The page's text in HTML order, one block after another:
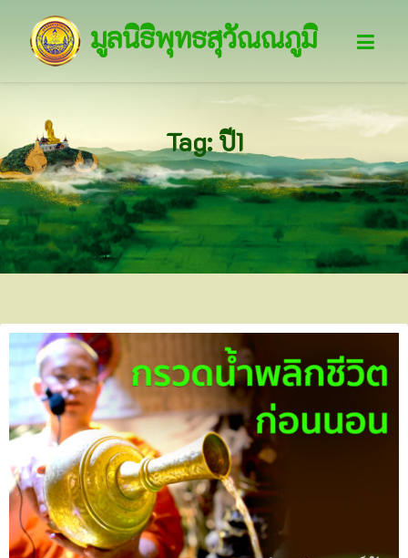
มูลนิธิพุทธสุวัณณภูมิ
Tag: ปี1